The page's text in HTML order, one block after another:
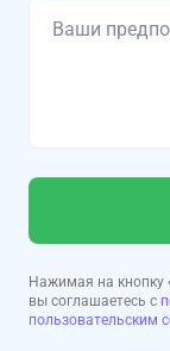
Нажимая на кнопку
вы соглашаетесь с
пользовательским